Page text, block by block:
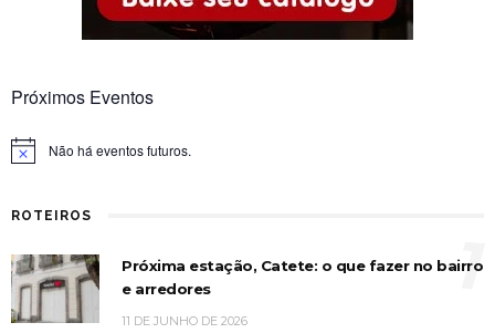
Próximos Eventos
Notice Não há eventos futuros.
ROTEIROS
Próxima estação, Catete: o que fazer no bairro
e arredores
11 DE JUNHO DE 2026
1